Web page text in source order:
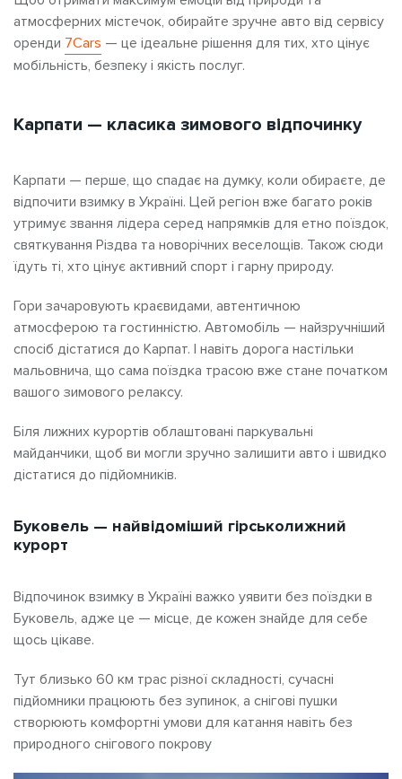
атмосферних містечок, обирайте зручне авто від сервісу
оренди 7Cars — це ідеальне рішення для тих, хто цінує
мобільність, безпеку і якість послуг.
Карпати — класика зимового відпочинку
Карпати — перше, що спадає на думку, коли обираєте, де
відпочити взимку в Україні. Цей регіон вже багато років
утримує звання лідера серед напрямків для етно поїздок,
святкування Різдва та новорічних веселощів. Також сюди
їдуть ті, хто цінує активний спорт і гарну природу.
Гори зачаровують краєвидами, автентичною
атмосферою та гостинністю. Автомобіль — найзручніший
спосіб дістатися до Карпат. І навіть дорога настільки
мальовнича, що сама поїздка трасою вже стане початком
вашого зимового релаксу.
Біля лижних курортів облаштовані паркувальні
майданчики, щоб ви могли зручно залишити авто і швидко
дістатися до підйомників.
Буковель — найвідоміший гірськолижний
курорт
Відпочинок взимку в Україні важко уявити без поїздки в
Буковель, адже це — місце, де кожен знайде для себе
щось цікаве.
Тут близько 60 км трас різної складності, сучасні
підйомники працюють без зупинок, а снігові пушки
створюють комфортні умови для катання навіть без
природного снігового покрову